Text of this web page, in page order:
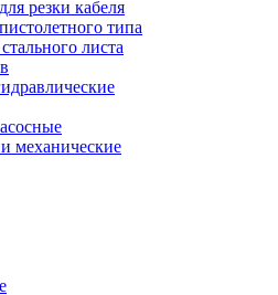
резки кабеля
типа
листа
механические